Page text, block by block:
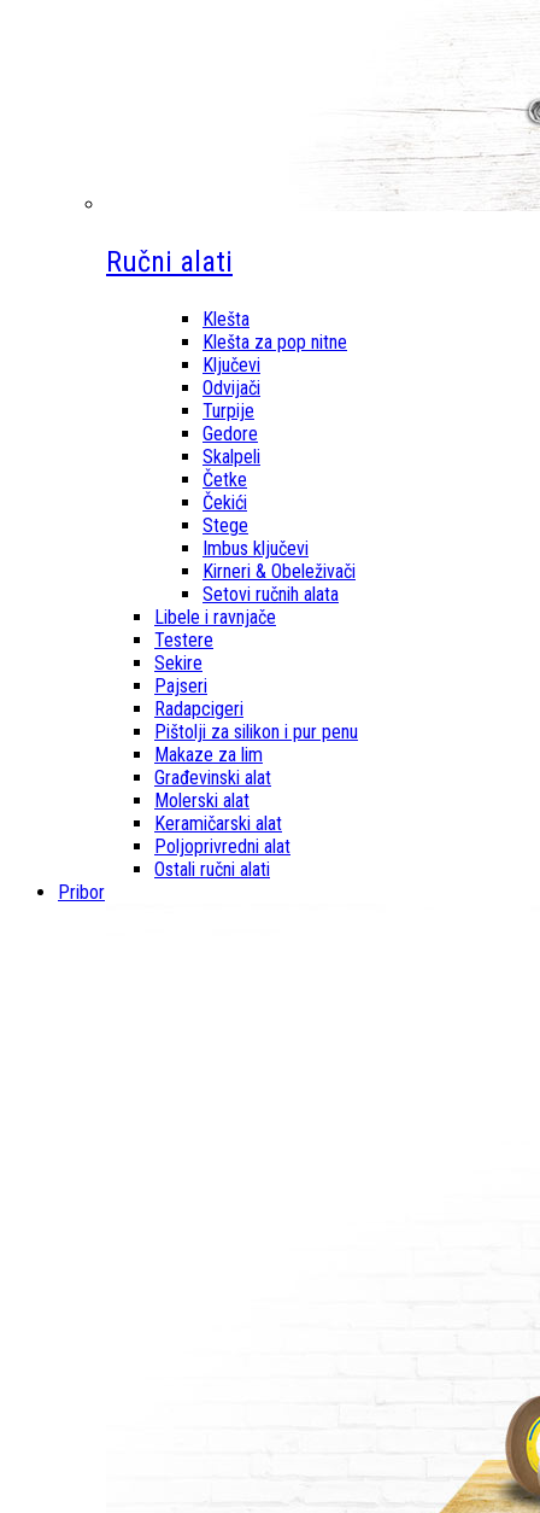
Ručni alati
Klešta
Klešta za pop nitne
Ključevi
Odvijači
Turpije
Gedore
Skalpeli
Četke
Čekići
Stege
Imbus ključevi
Kirneri & Obeleživači
Setovi ručnih alata
Libele i ravnjače
Testere
Sekire
Pajseri
Radapcigeri
Pištolji za silikon i pur penu
Makaze za lim
Građevinski alat
Molerski alat
Keramičarski alat
Poljoprivredni alat
Ostali ručni alati
Pribor